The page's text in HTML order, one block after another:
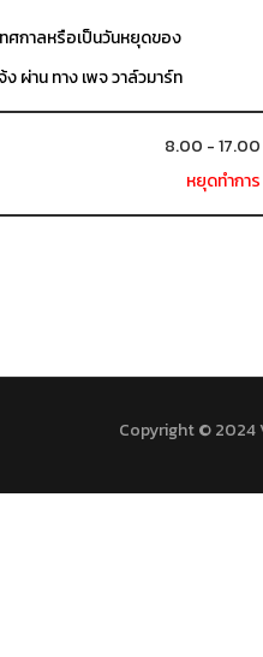
ศกาลหรือเป็นวันหยุดของ
ผ่าน ทาง เพจ วาล์วมาร์ท
8.00 - 17.00
หยุดทำการ
Copyright © 2024